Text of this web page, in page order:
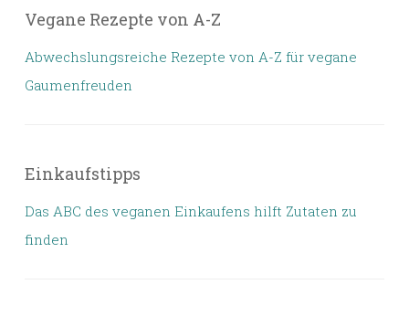
Vegane Rezepte von A-Z
Abwechslungsreiche Rezepte von A-Z für vegane
Gaumenfreuden
Einkaufstipps
Das ABC des veganen Einkaufens hilft Zutaten zu
finden